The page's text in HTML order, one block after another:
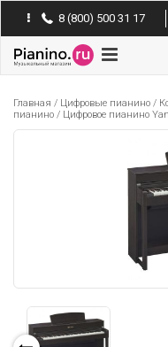
8 (800) 500 31 17
Pianino
Главная / Цифровые пианино /
пианино / Цифровое пианино